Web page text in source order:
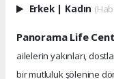
Erkek | Kadın
Panorama Life
ailelerin yakınları,
bir mutluluk şölenine